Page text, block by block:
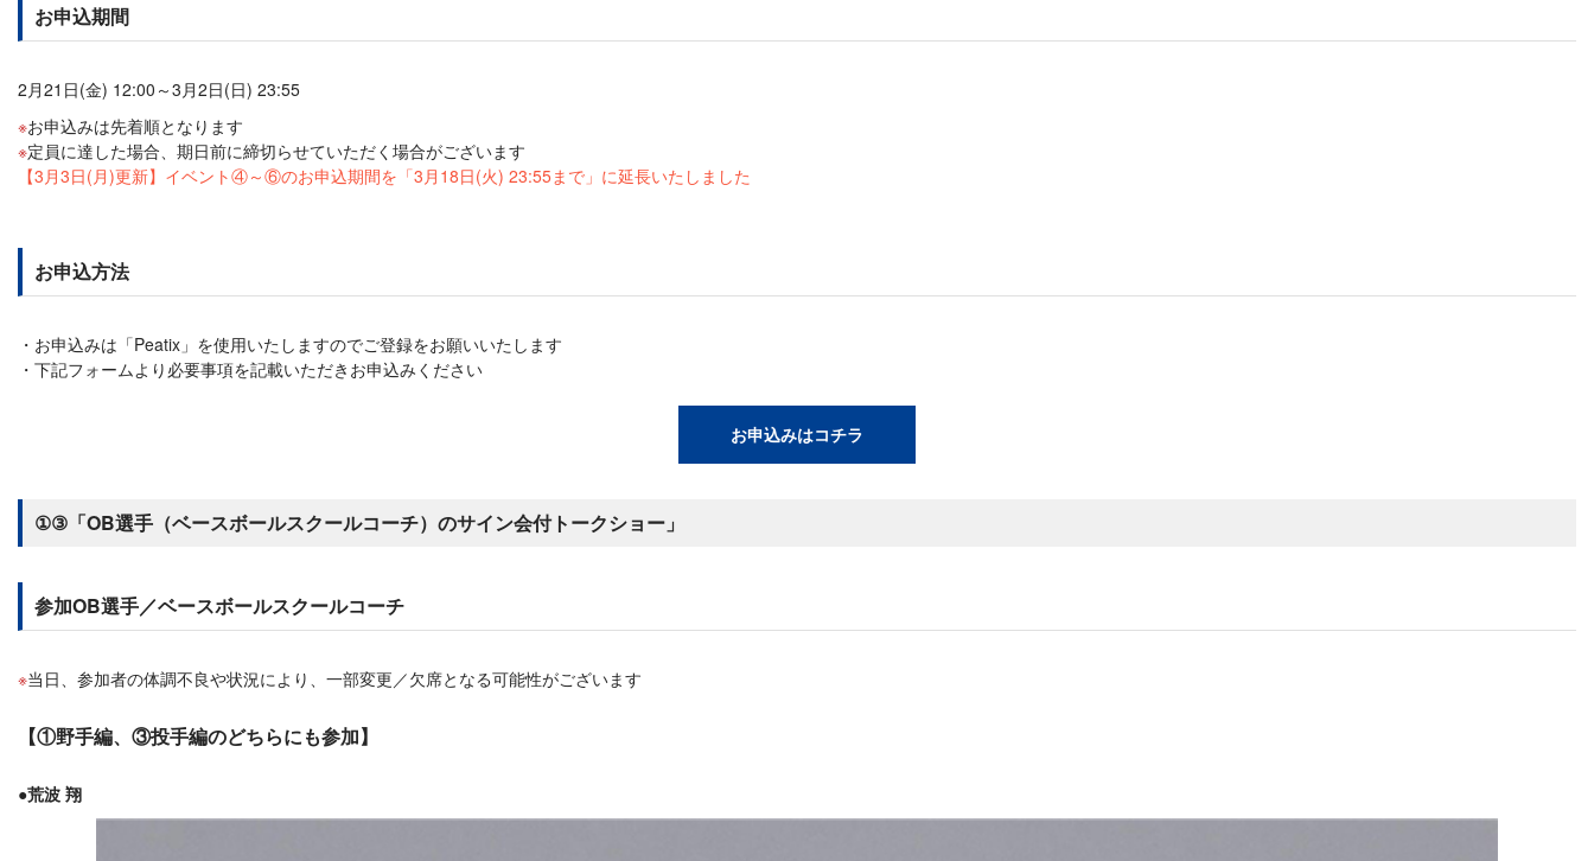
お申込期間
2月21日(金) 12:00～3月2日(日) 23:55
お申込みは先着順となります
定員に達した場合、期日前に締切らせていただく場合がございます
【3月3日(月)更新】イベント④～⑥のお申込期間を「3月18日(火) 23:55まで」に延長いたしました
お申込方法
お申込みは「Peatix」を使用いたしますのでご登録をお願いいたします
下記フォームより必要事項を記載いただきお申込みください
お申込みはコチラ
①③「OB選手（ベースボールスクールコーチ）のサイン会付トークショー」
参加OB選手／ベースボールスクールコーチ
当日、参加者の体調不良や状況により、一部変更／欠席となる可能性がございます
【①野手編、③投手編のどちらにも参加】
●荒波 翔